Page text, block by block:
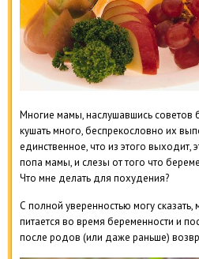
Многие мамы, наслушавшись советов
кушать много, беспрекословно их
единственное, что из этого выходит,
попа мамы, и слезы от того что
Что мне делать для похудения?
С полной уверенностью могу сказать,
питается во время беременности и
после родов (или даже раньше)